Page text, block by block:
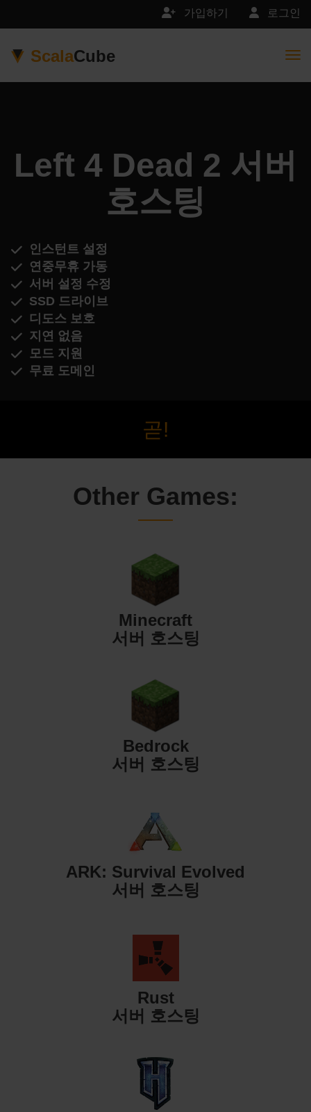
로그인
가입하기
ScalaCube
Left 4 Dead 2 서버
호스팅
인스턴트 설정
연중무휴 가동
서버 설정 수정
SSD 드라이브
디도스 보호
지연 없음
모드 지원
무료 도메인
곧!
Other Games:
Minecraft
서버 호스팅
Bedrock
서버 호스팅
ARK: Survival Evolved
서버 호스팅
Rust
서버 호스팅